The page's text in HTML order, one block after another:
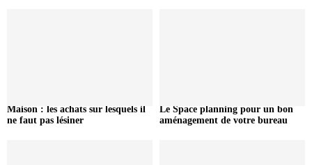
Maison : les achats sur lesquels il
ne faut pas lésiner
Le Space planning pour un bon
aménagement de votre bureau